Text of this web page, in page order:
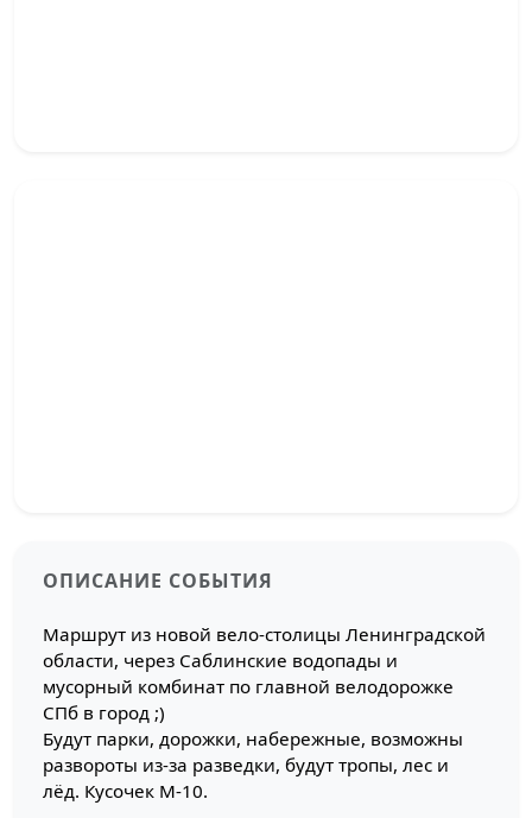
ОПИСАНИЕ СОБЫТИЯ
Маршрут из новой вело-столицы Ленинградской
области, через Саблинские водопады и
мусорный комбинат по главной велодорожке
СПб в город ;)
Будут парки, дорожки, набережные, возможны
развороты из-за разведки, будут тропы, лес и
лёд. Кусочек М-10.